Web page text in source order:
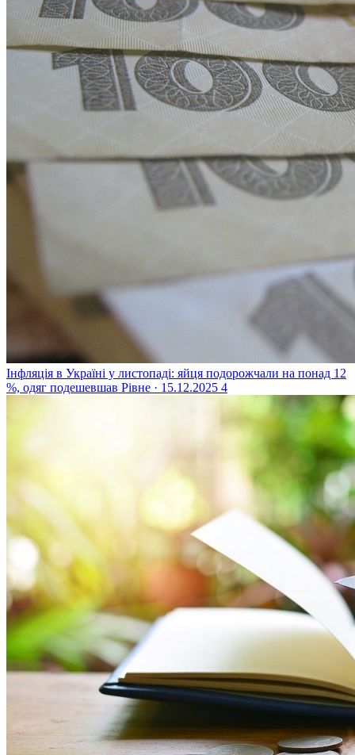
Інфляція в Україні у листопаді: яйця подорожчали на понад 12
%, одяг подешевшав Рівне · 15.12.2025 4